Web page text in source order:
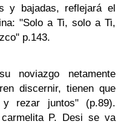
y bajadas, reflejará el
"Solo a Ti, solo a Ti,
p.143.
noviazgo netamente
discernir, tienen que
rezar juntos" (p.89).
P. Desi se va